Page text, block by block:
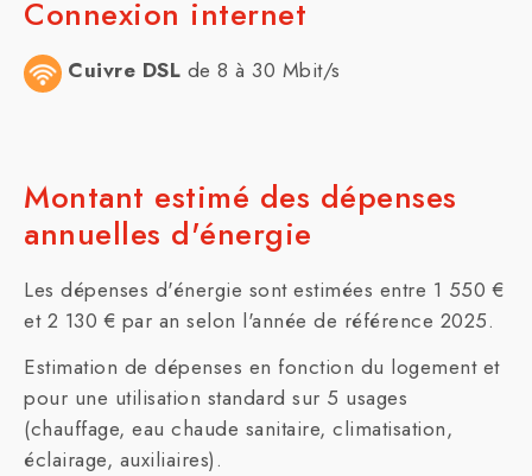
Connexion internet
Cuivre DSL de 8 à 30 Mbit/s
Montant estimé des dépenses
annuelles d'énergie
Les dépenses d'énergie sont estimées entre 1 550 €
et 2 130 € par an selon l'année de référence 2025.
Estimation de dépenses en fonction du logement et
pour une utilisation standard sur 5 usages
(chauffage, eau chaude sanitaire, climatisation,
éclairage, auxiliaires).